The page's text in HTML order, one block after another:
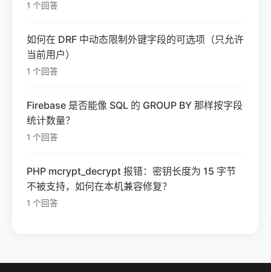
1 个回答
如何在 DRF 中动态限制外键字段的可选项（只允许
当前用户）
1 个回答
Firebase 是否能像 SQL 的 GROUP BY 那样按字段
统计数量？
1 个回答
PHP mcrypt_decrypt 报错：密钥长度为 15 字节
不被支持，如何在本机兼容修复？
1 个回答